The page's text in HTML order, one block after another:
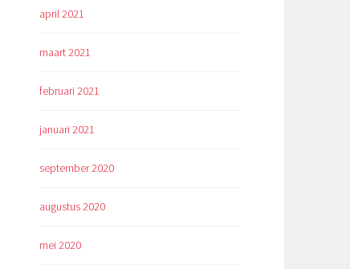
april 2021
maart 2021
februari 2021
januari 2021
september 2020
augustus 2020
mei 2020